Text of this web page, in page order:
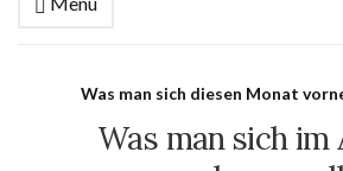
Was man sich diesen Monat
Was man sich im